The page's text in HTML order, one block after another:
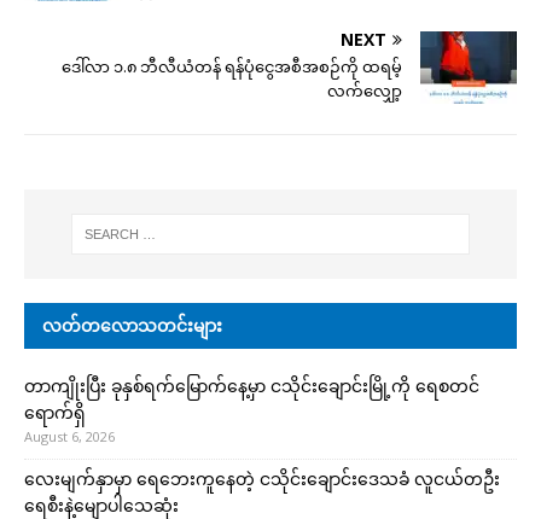
NEXT
ဒေါ်လာ ၁.၈ ဘီလီယံတန် ရန်ပုံငွေအစီအစဉ်ကို ထရမ့်
လက်လျှော့
လတ်တလောသတင်းများ
တာကျိုးပြီး ခုနှစ်ရက်မြောက်နေ့မှာ ငသိုင်းချောင်းမြို့ကို ရေစတင်
ရောက်ရှိ
August 6, 2026
လေးမျက်နှာမှာ ရေဘေးကူနေတဲ့ ငသိုင်းချောင်းဒေသခံ လူငယ်တဦး
ရေစီးနဲ့မျောပါသေဆုံး